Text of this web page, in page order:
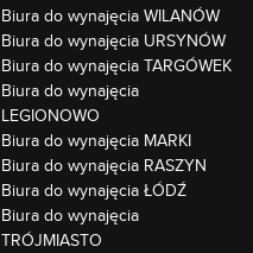
Biura do wynajęcia WILANÓW
Biura do wynajęcia URSYNÓW
Biura do wynajęcia TARGÓWEK
Biura do wynajęcia
LEGIONOWO
Biura do wynajęcia MARKI
Biura do wynajęcia RASZYN
Biura do wynajęcia ŁÓDŹ
Biura do wynajęcia
TRÓJMIASTO